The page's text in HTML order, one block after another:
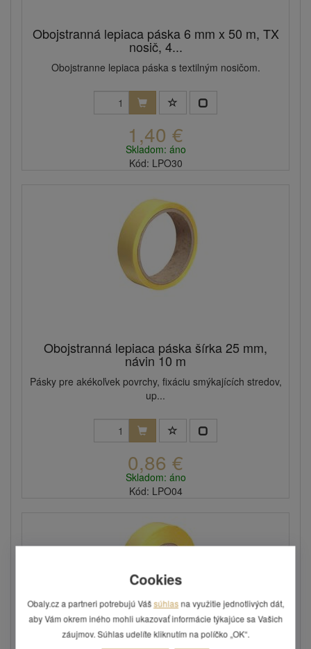
Obojstranná lepiaca páska 6 mm x 50 m, TX
nosič, 4...
Obojstranne lepiaca páska s textilným nosičom.
1,40 €
Skladom: áno
Kód: LPO30
Obojstranná lepiaca páska šírka 25 mm,
návin 10 m
Pásky pre akékoľvek povrchy, fixáciu smýkajících stredov,
up...
0,86 €
Skladom: áno
Kód: LPO04
Cookies
Obaly.cz a partneri potrebujú Vášsúhlas na využitie jednotlivých dát,
aby Vám okrem iného mohli ukazovať informácie týkajúce sa Vašich
záujmov. Súhlas udelíte kliknutím na políčko „OK“.